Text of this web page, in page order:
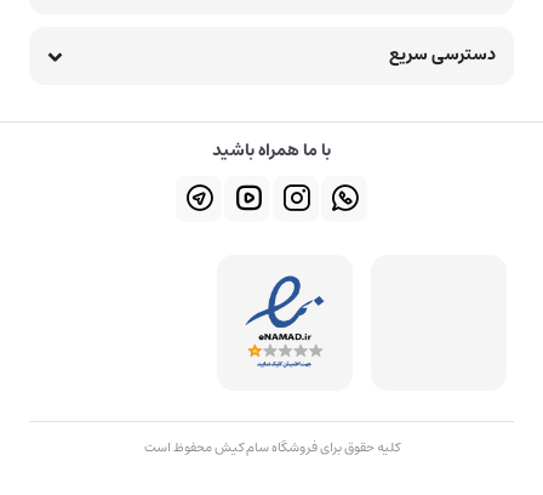
دسترسی سریع
با ما همراه باشید
کلیه حقوق برای فروشگاه سام کیش محفوظ است